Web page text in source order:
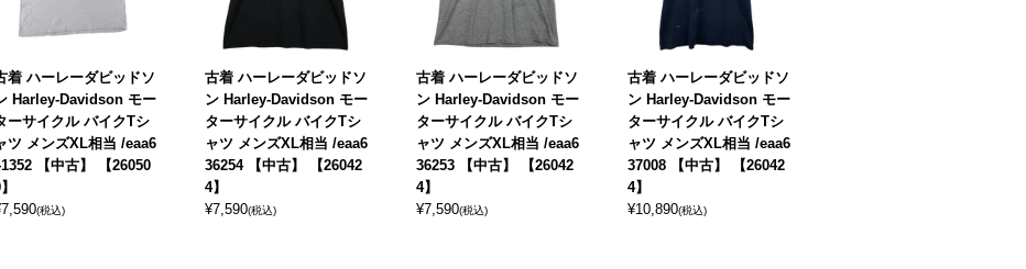
着 ハーレーダビッドソ
Harley-Davidson モー
ーサイクル バイクTシ
ツ メンズXL相当 /eaa6
【中古】 【26050
7,590(税込)
古着 ハーレーダビッドソ
ン Harley-Davidson モー
ターサイクル バイクTシ
ャツ メンズXL相当 /eaa6
36254 【中古】 【26042
4】
¥7,590(税込)
古着 ハーレーダビッドソ
ン Harley-Davidson モー
ターサイクル バイクTシ
ャツ メンズXL相当 /eaa6
36253 【中古】 【26042
4】
¥7,590(税込)
古着 ハーレーダビッドソ
ン Harley-Davidson モー
ターサイクル バイクTシ
ャツ メンズXL相当 /eaa6
37008 【中古】 【26042
4】
¥10,890(税込)